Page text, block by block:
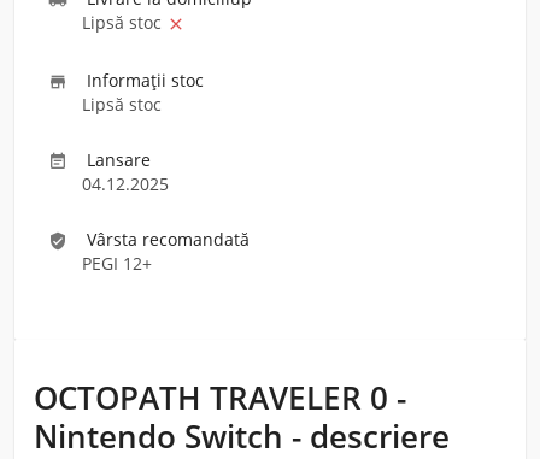
Lipsă stoc 

Informaţii stoc
Lipsă stoc

Lansare
04.12.2025
verified_user
Vârsta recomandată
PEGI 12+
OCTOPATH TRAVELER 0 -
Nintendo Switch - descriere